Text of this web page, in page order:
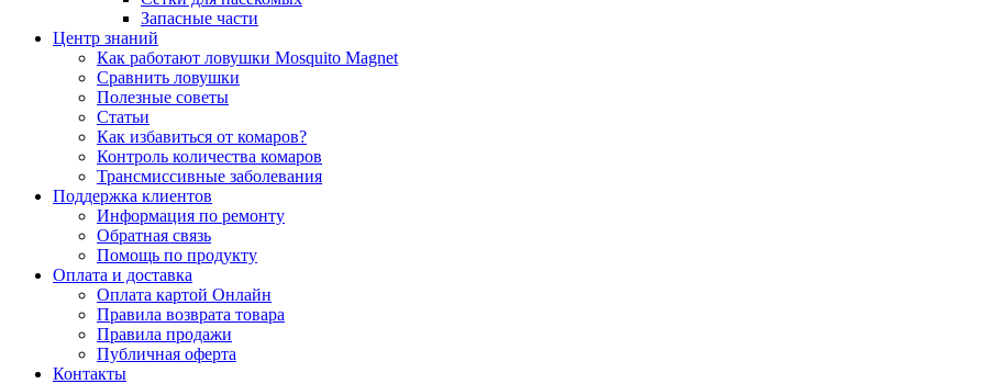
Запасные части
Центр знаний
Как работают ловушки Mosquito Magnet
Сравнить ловушки
Полезные советы
Статьи
Как избавиться от комаров?
Контроль количества комаров
Трансмиссивные заболевания
Поддержка клиентов
Информация по ремонту
Обратная связь
Помощь по продукту
Оплата и доставка
Оплата картой Онлайн
Правила возврата товара
Правила продажи
Публичная оферта
Контакты